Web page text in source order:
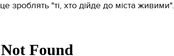
це зроблять "ті, хто дійде до міста живими".